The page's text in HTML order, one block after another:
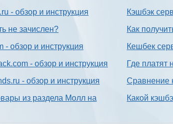
- обзор и инструкция
не зачислен?
- обзор и инструкция
- обзор и инструкция
- обзор и инструкция
из раздела Молл на
Кэшбэк
Как
Кешбек
Где платят
Сравнение
Какой